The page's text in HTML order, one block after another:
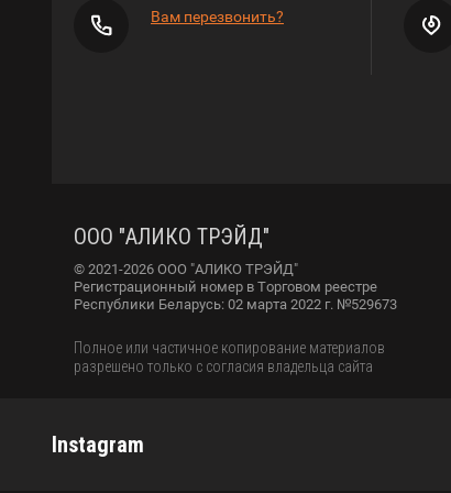
Вам перезвонить?
ООО "АЛИКО ТРЭЙД"
© 2021-2026 ООО "АЛИКО ТРЭЙД"
Регистрационный номер в Торговом реестре
Республики Беларусь: 02 марта 2022 г. №529673
Полное или частичное копирование материалов
разрешено только с согласия владельца сайта
Instagram